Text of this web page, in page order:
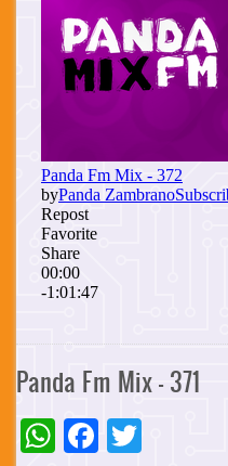
Panda Fm Mix - 371
WhatsApp
Facebook